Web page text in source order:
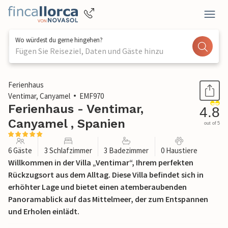
Wo würdest du gerne hingehen?
Fügen Sie Reiseziel, Daten und Gäste hinzu
1 / 47
Ferienhaus
Ventimar, Canyamel
EMF970
Ferienhaus - Ventimar,
Canyamel , Spanien
4.8
out of 5
6 Gäste 3 Schlafzimmer 3 Badezimmer 0 Haustiere
Willkommen in der Villa „Ventimar“, Ihrem perfekten
Rückzugsort aus dem Alltag. Diese Villa befindet sich in
erhöhter Lage und bietet einen atemberaubenden
Panoramablick auf das Mittelmeer, der zum Entspannen
und Erholen einlädt.